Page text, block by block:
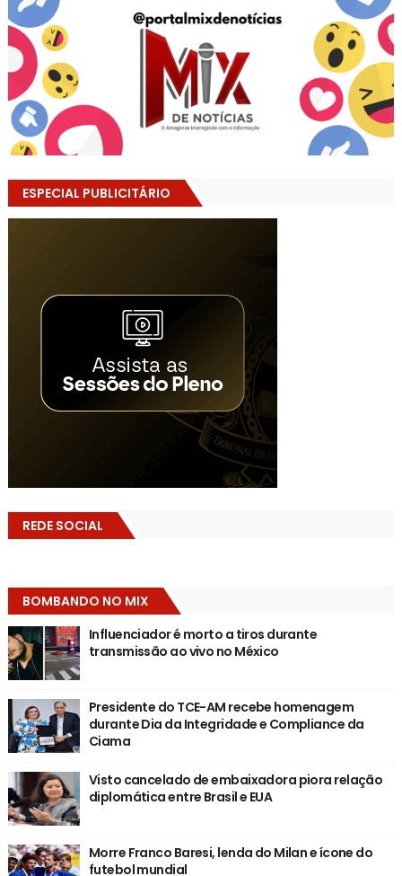
ESPECIAL PUBLICITÁRIO
REDE SOCIAL
BOMBANDO NO MIX
Influenciador é morto a tiros durante
transmissão ao vivo no México
Presidente do TCE-AM recebe homenagem
durante Dia da Integridade e Compliance da
Ciama
Visto cancelado de embaixadora piora relação
diplomática entre Brasil e EUA
Morre Franco Baresi, lenda do Milan e ícone do
futebol mundial